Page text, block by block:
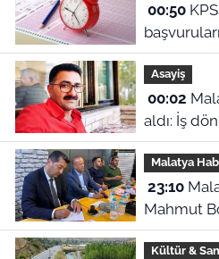
00:50KPSS ön lisans
2026
ücreti ne?
Asayiş
00:02
aldı: İş
Malatya
23:10Malatya TSO Başkan Adayı
Mahmut
Kültür &